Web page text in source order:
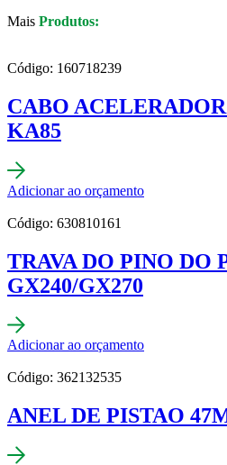
Mais Produtos:
Código: 160718239
CABO
KA85
Adicionar ao orçamento
Código: 630810161
TRAVA DO PINO DO
GX240/GX270
Adicionar ao orçamento
Código: 362132535
ANEL DE PISTAO